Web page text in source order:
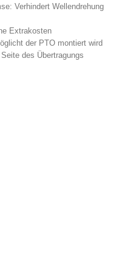
Verhindert Wellendrehung
Extrakosten
der PTO montiert wird
des Übertragungs